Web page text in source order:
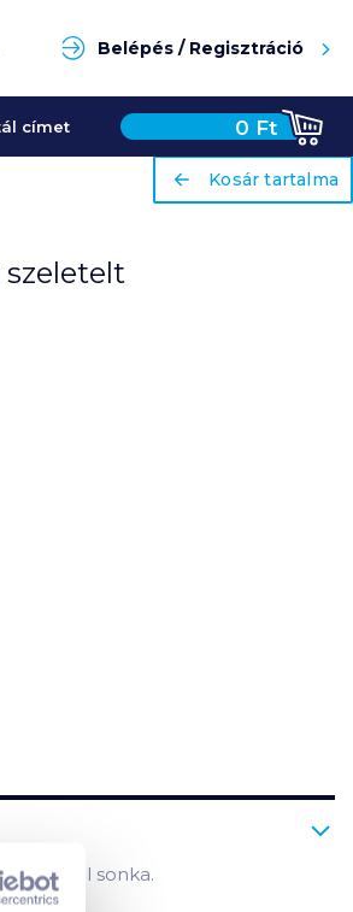
Belépés / Regisztráció
címet 0 Ft
ariaLabel
Kosár tartalma
normál sonka.